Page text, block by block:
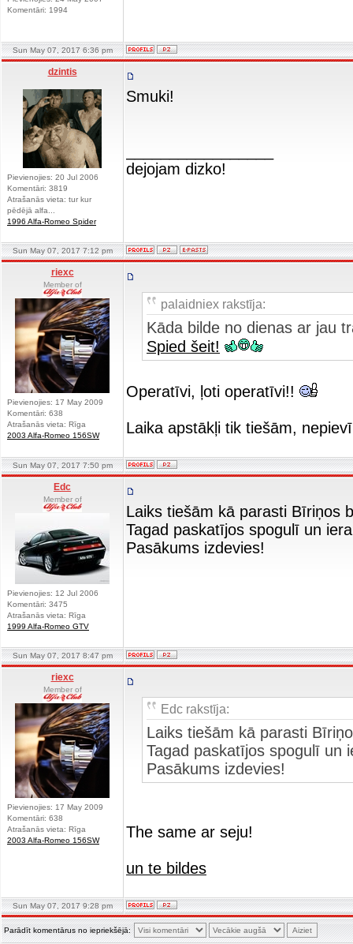
Komentāri: 1994
Sun May 07, 2017 6:36 pm
dzintis
Pievienojies: 20 Jul 2006
Komentāri: 3819
Atrašanās vieta: tur kur
pēdējā alfa...
1996 Alfa-Romeo Spider
Smuki!
dejojam dizko!
Sun May 07, 2017 7:12 pm
riexc
Member of
Pievienojies: 17 May 2009
Komentāri: 638
Atrašanās vieta: Rīga
2003 Alfa-Romeo 156SW
palaidniex rakstīja:
Kāda bilde no dienas ar jau
Spied šeit!
Operatīvi, ļoti operatīvi!!
Laika apstākļi tik tiešām,
Sun May 07, 2017 7:50 pm
Edc
Member of
Pievienojies: 12 Jul 2006
Komentāri: 3475
Atrašanās vieta: Rīga
1999 Alfa-Romeo GTV
Laiks tiešām kā parasti Bīriņos
Tagad paskatījos spogulī un
Pasākums izdevies!
Sun May 07, 2017 8:47 pm
riexc
Member of
Pievienojies: 17 May 2009
Komentāri: 638
Atrašanās vieta: Rīga
2003 Alfa-Romeo 156SW
Edc rakstīja:
Laiks tiešām kā parasti
Tagad paskatījos spogulī un
Pasākums izdevies!
The same ar seju!
un te bildes
Sun May 07, 2017 9:28 pm
Parādīt komentārus no iepriekšējā: